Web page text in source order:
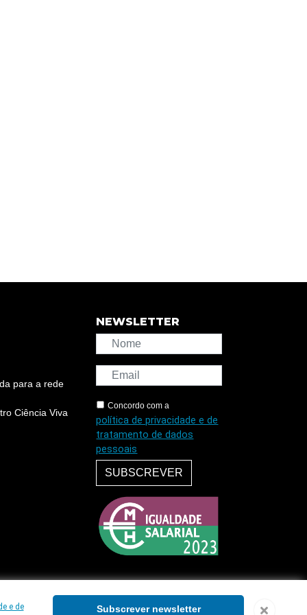
para a rede
Ciência Viva
NEWSLETTER
Concordo com a
política de privacidade e de
tratamento de dados
pessoais
SUBSCREVER
e de Subscrever newsletter